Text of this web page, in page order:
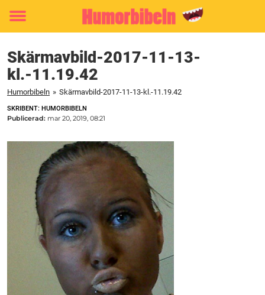
Toggle
Skärmavbild-2017-11-13-
kl.-11.19.42
Humorbibeln » Skärmavbild-2017-11-13-kl.-11.19.42
SKRIBENT: HUMORBIBELN
Publicerad: mar 20, 2019, 08:21